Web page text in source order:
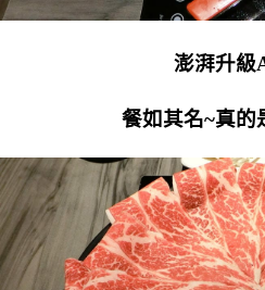
澎湃升級
餐如其名~真的